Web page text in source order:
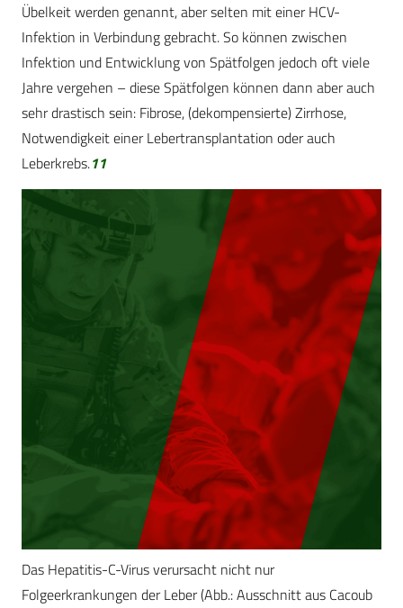
Übelkeit werden genannt, aber selten mit einer HCV-
Infektion in Verbindung gebracht. So können zwischen
Infektion und Entwicklung von Spätfolgen jedoch oft viele
Jahre vergehen – diese Spätfolgen können dann aber auch
sehr drastisch sein: Fibrose, (dekompensierte) Zirrhose,
Notwendigkeit einer Lebertransplantation oder auch
Leberkrebs.11
Das Hepatitis-C-Virus verursacht nicht nur
Folgeerkrankungen der Leber (Abb.: Ausschnitt aus Cacoub